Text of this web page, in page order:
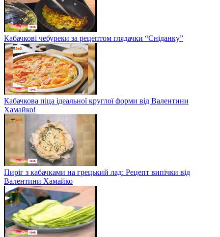
Кабачкові чебуреки за рецептом глядачки “Сніданку”
Кабачкова піца ідеальної круглої форми від Валентини
Хамайко!
Пиріг з кабачками на грецький лад: Рецепт випічки від
Валентини Хамайко